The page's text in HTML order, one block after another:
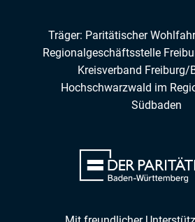
Träger: Paritätischer
Regionalgeschäftsstelle
Kreisverband Freiburg/
Hochschwarzwald im
Südbaden